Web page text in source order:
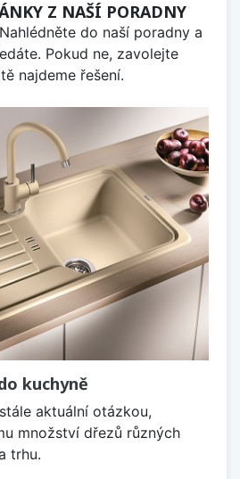
Z NAŠÍ PORADNY
do naší poradny a
Pokud ne, zavolejte
najdeme řešení.
kuchyně
aktuální otázkou,
množství dřezů různých
trhu.